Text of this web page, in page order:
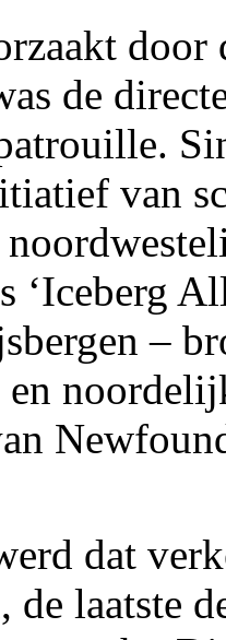
door
de
van
‘Iceberg
–
dat
de laatste